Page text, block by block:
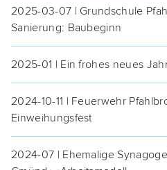
2025-03-07 | Grund­schu­le
Sanie­rung: Baubeginn
2025-01 | Ein fro­hes neu­es
2024-10-11 | Feu­er­wehr
Einweihungsfest
2024-07 | Ehe­ma­li­ge